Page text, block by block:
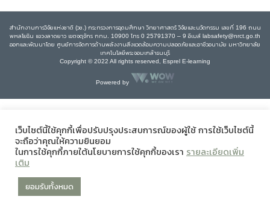
สำนักงานการวิจัยแห่งชาติ (วช.) กระทรวงการอุดมศึกษา วิทยาศาสตร์ วิจัยและนวัตกรรม เลขที่ 196 ถนน
พหลโยธิน แขวงลาดยาว เขตจตุจักร กทม. 10900 โทร 0 25791370 – 9 อีเมล์ labsafety@nrct.go.th
ออกและพัฒนาโดย ศูนย์การจัดการด้านพลังงานสิ่งแวดล้อมความปลอดภัยและอาชีวอนามัย มหาวิทยาลัย
เทคโนโลยีพระจอมเกล้าธนบุรี
Copyright © 2022 All rights reserved, Esprel E-learning
Powered by
เว็บไซต์นี้ใช้คุกกี้เพื่อปรับปรุงประสบการณ์ของผู้ใช้ การใช้เว็บไซต์นี้
จะถือว่าคุณให้ความยินยอม
ในการใช้คุกกี้ภายใต้นโยบายการใช้คุกกี้ของเรา รายละเอียดเพิ่ม
เติม
ยอมรับทั้งหมด